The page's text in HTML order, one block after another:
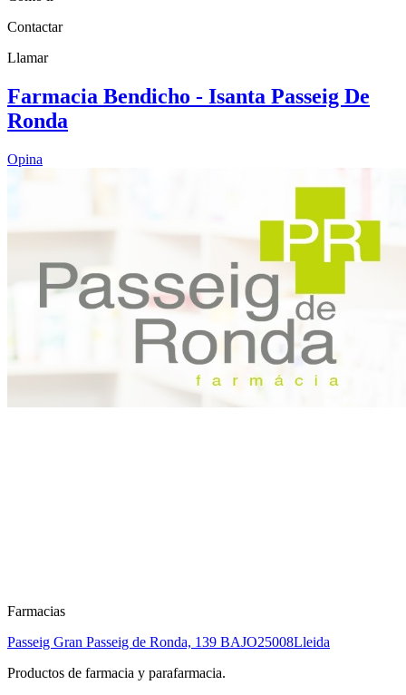
Contactar
Llamar
Farmacia Bendicho - Isanta Passeig De
Ronda
Opina
Farmacias
Passeig Gran Passeig de Ronda, 139 BAJO25008Lleida
Productos de farmacia y parafarmacia.